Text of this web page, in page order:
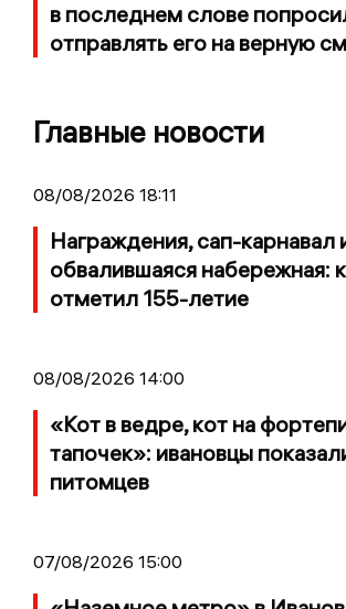
в последнем слове
отправлять его на верную
Главные новости
08/08/2026 18:11
Награждения, сап-карнавал
обвалившаяся набережная:
отметил 155-летие
08/08/2026 14:00
«Кот в ведре, кот на
тапочек»: ивановцы
питомцев
07/08/2026 15:00